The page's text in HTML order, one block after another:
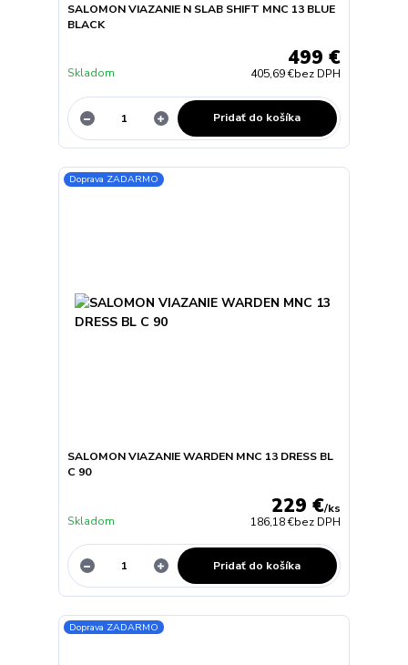
SALOMON VIAZANIE N SLAB SHIFT MNC 13 BLUE
BLACK
499 €
405,69 €bez DPH
Skladom
Pridať do košíka
Doprava ZADARMO
SALOMON VIAZANIE WARDEN MNC 13 DRESS BL
C 90
229 €/ks
186,18 €bez DPH
Skladom
Pridať do košíka
Doprava ZADARMO